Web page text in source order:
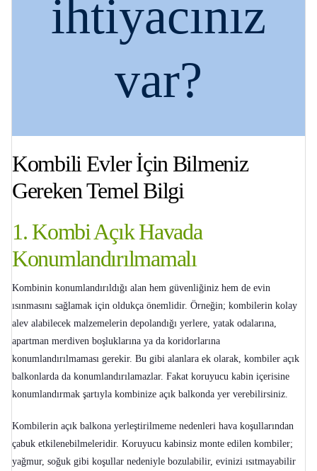
ihtiyacınız
var?
Kombili Evler İçin Bilmeniz
Gereken Temel Bilgi
1. Kombi Açık Havada
Konumlandırılmamalı
Kombinin konumlandırıldığı alan hem güvenliğiniz hem de evin
ısınmasını sağlamak için oldukça önemlidir. Örneğin; kombilerin kolay
alev alabilecek malzemelerin depolandığı yerlere, yatak odalarına,
apartman merdiven boşluklarına ya da koridorlarına
konumlandırılmaması gerekir. Bu gibi alanlara ek olarak, kombiler açık
balkonlarda da konumlandırılamazlar. Fakat koruyucu kabin içerisine
konumlandırmak şartıyla kombinize açık balkonda yer verebilirsiniz.
Kombilerin açık balkona yerleştirilmeme nedenleri hava koşullarından
çabuk etkilenebilmeleridir. Koruyucu kabinsiz monte edilen kombiler;
yağmur, soğuk gibi koşullar nedeniyle bozulabilir, evinizi ısıtmayabilir